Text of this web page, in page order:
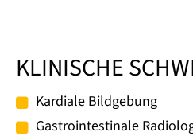
KLINISCHE
Kardiale Bildgebung
Gastrointestinale